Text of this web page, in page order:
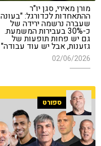
מורן מאירי, סגן יו"ר
ההתאחדות לכדורגל: "בעונה
שעברה נרשמה ירידה של
כ-30% בעבירות המשמעת.
גם יש פחות תופעות של
גזענות, אבל יש עוד עבודה"
02/06/2026
ספורט